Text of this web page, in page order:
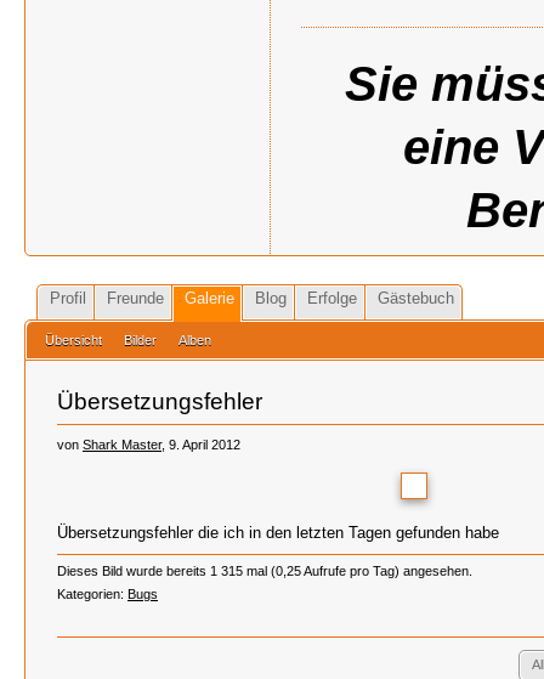
Sie
eine
Profil Freunde Galerie Blog Erfolge Gästebuch
Übersicht Bilder Alben
Übersetzungsfehler
von Shark Master, 9. April 2012
Übersetzungsfehler die ich in den letzten Tagen gefunden habe
Dieses Bild wurde bereits 1 315 mal (0,25 Aufrufe pro Tag) angesehen.
Kategorien: Bugs